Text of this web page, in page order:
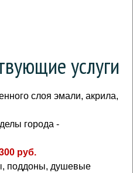
услуги
слоя эмали, акрила,
города -
руб.
поддоны, душевые